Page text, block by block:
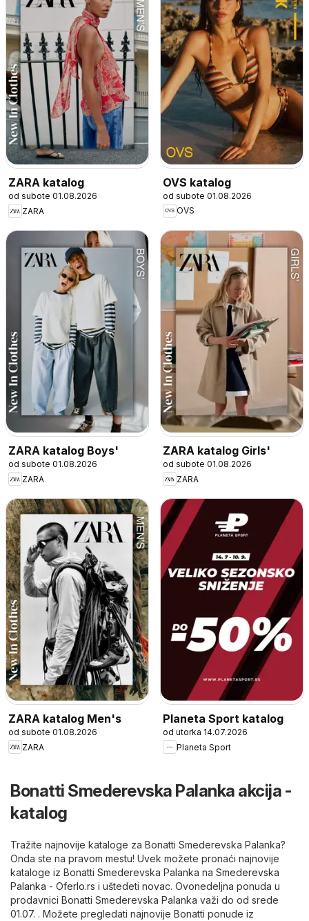
ZARA katalog
od subote 01.08.2026
ZARA
OVS katalog
od subote 01.08.2026
OVS
ZARA katalog Boys'
od subote 01.08.2026
ZARA
ZARA katalog Girls'
od subote 01.08.2026
ZARA
ZARA katalog Men's
od subote 01.08.2026
ZARA
Planeta Sport katalog
od utorka 14.07.2026
Planeta Sport
Bonatti Smederevska Palanka akcija -
katalog
Tražite najnovije kataloge za Bonatti Smederevska Palanka?
Onda ste na pravom mestu! Uvek možete pronaći najnovije
kataloge iz Bonatti Smederevska Palanka na Smederevska
Palanka - Oferlo.rs i uštedeti novac. Ovonedeljna ponuda u
prodavnici Bonatti Smederevska Palanka važi do od srede
01.07. . Možete pregledati najnovije Bonatti ponude iz